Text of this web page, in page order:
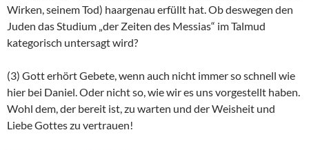
Wirken, seinem Tod) haargenau erfüllt hat. Ob deswegen den
Juden das Studium „der Zeiten des Messias“ im Talmud
kategorisch untersagt wird?
(3) Gott erhört Gebete, wenn auch nicht immer so schnell wie
hier bei Daniel. Oder nicht so, wie wir es uns vorgestellt haben.
Wohl dem, der bereit ist, zu warten und der Weisheit und
Liebe Gottes zu vertrauen!